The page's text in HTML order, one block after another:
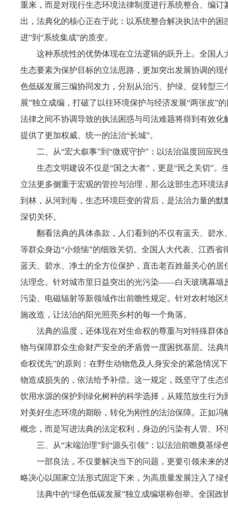
重来，而是对现行生态环境法律制度进行系统整合、编
出，法典化的核心正在于此：以系统整合解决执法中的
进”到“系统集成”的质变。
这种系统性的优势体现在立法逻辑的跃升上。全国
生态要素为保护目标的立法思路，更加突出发展协调的
色低碳发展三编协同发力，分别从治污、护绿、促转型
展”独立成编，打破了以往环境保护与经济发展“两张皮”
法律之间不协调导致的执法困惑与司法难题将得到有效
提供了更加权威、统一的法治“长城”。
二、从“宏大叙事”到“微观守护”：以法治温度回应民
生态文明建设不仅是“国之大者”，更是“民之关切”
立法更多侧重于宏观的管控与治理，那么这部生态环境
到林，从河到海，生态环境巨变的背后，是法治力量的
深切关怀。
翻看法典的具体条款，人们看到的不仅有蓝天、碧
等群众身边“小烦恼”的细致关切。全国人大代表、江西
蓝天、碧水、净土的全方位保护，直击老百姓最关心的
法理念。针对城市里日益突出的光污染——白天玻璃幕墙
污染、电磁辐射等新领域作出前瞻性规定。针对农村地
施改造，让法治的阳光照亮乡村的每一个角落。
法典的温度，还体现在对生命权的尊重与对特殊群
物与保障群众生命财产安全的矛盾曾一度困扰基层。法
命权优先”的原则：在野生动物危及人身安全的紧急情况
物造成损失的，依法给予补偿。这一规定，既坚守了生
饮用水源的保护到绿化树种的科学选择，从规范放生行
对美好生态环境的期盼，转化为刚性的法治保障。正如
概念，而是写进法典的法定权利，身边的污染有人管、
三、从“末端治理”到“源头引领”：以法治前瞻奠基绿
一部良法，不仅要解决当下的问题，更要引领未来
略决心以国家立法形式固定下来，为高质量发展注入了绿
法典中的“绿色低碳发展”独立成编堪称创举。全国